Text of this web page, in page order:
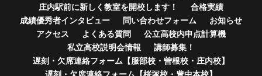
庄内駅前に新しく教室を開校します！
合格実績
成績優秀者インタビュー
問い合わせフォーム
お知らせ
アクセス
よくある質問
公立高校内申点計算機
私立高校説明会情報
講師募集！
遅刻・欠席連絡フォーム【服部校・曽根校・庄内校】
遅刻・欠席連絡フォーム【桜塚校・豊中本校】